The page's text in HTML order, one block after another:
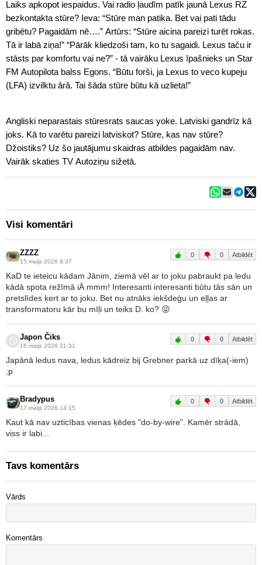
Laiks apkopot iespaidus. Vai radio ļaudīm patīk jaunā Lexus RZ
bezkontakta stūre? Ieva: “Stūre man patika. Bet vai pati tādu
gribētu? Pagaidām nē….” Artūrs: “Stūre aicina pareizi turēt rokas.
Tā ir labā ziņa!” “Pārāk kliedzoši tam, ko tu sagaidi. Lexus taču ir
stāsts par komfortu vai ne?” - tā vairāku Lexus īpašnieks un Star
FM Autopilota balss Egons. “Būtu forši, ja Lexus to veco kupeju
(LFA) izvilktu ārā. Tai šāda stūre būtu kā uzlieta!”
Angliski neparastais stūresrats saucas yoke. Latviski gandrīz kā
joks. Kā to varētu pareizi latviskot? Stūre, kas nav stūre?
Džoistiks? Uz šo jautājumu skaidras atbildes pagaidām nav.
Vairāk skaties TV Autoziņu sižetā.
Visi komentāri
ZZZZ
15.maijs 2026 8:37
0 0 Atbildēt
KaD te ieteicu kādam Jānim, ziemā vēl ar to joku pabraukt pa ledu
kādā spota režīmā iĀ mmm! Interesanti interesanti būtu tās sān un
pretslīdes ķert ar to joku. Bet nu atnāks iekšdeģu un eļļas ar
transformatoru kār bu mīļi un teiks D. ko? 😜
Japon Čiks
16.maijs 2026 21:31
0 0 Atbildēt
Japānā ledus nava, ledus kādreiz bij Grebner parkā uz dīķa(-iem)
;p
Bradypus
17.maijs 2026 14:15
0 0 Atbildēt
Kaut kā nav uzticības vienas ķēdes "do-by-wire". Kamēr strādā,
viss ir labi...
Tavs komentārs
Vārds
Komentārs